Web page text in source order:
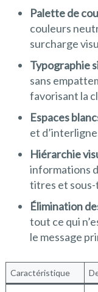
Palette de
couleurs
surcharge
Typographie
sans
favorisant la
Espaces
et
Hiérarchie
informations
titres et
Élimination
tout ce qui
le message
Caractéristique